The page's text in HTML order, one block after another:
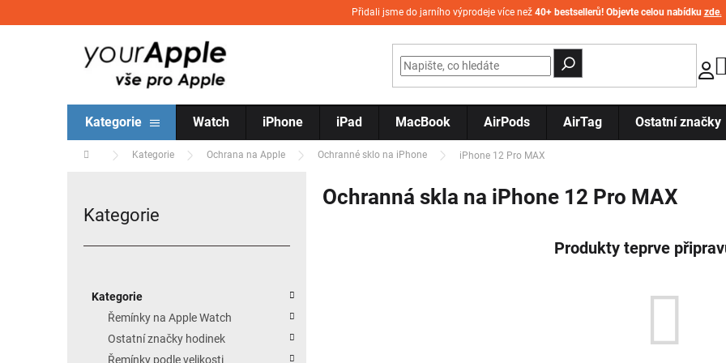
Přidali jsme do jarního výprodeje více než 40+ bestsellerů! Objevte celou nabídku zde.
Kategorie Watch iPhone iPad MacBook AirPods AirTag Ostatní značky
Domů Kategorie Ochrana na Apple Ochranné sklo na iPhone iPhone 12 Pro MAX
Přeskočit kategorie
Kategorie
Kategorie
Řemínky na Apple Watch
Ostatní značky hodinek
Řemínky podle velikosti
Ochranná skla na iPhone 12 Pro MAX
Produkty teprve